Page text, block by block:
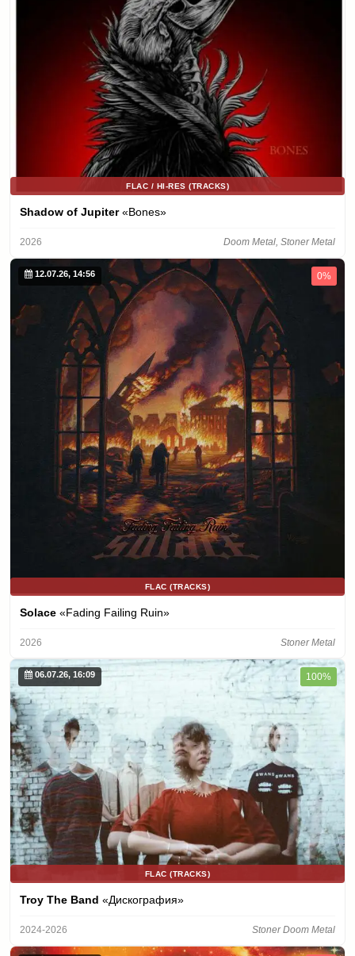
FLAC / HI-RES (TRACKS)
Shadow of Jupiter«Bones»
2026 Doom Metal, Stoner Metal
12.07.26, 14:56 0%
FLAC (TRACKS)
Solace «Fading Failing Ruin»
2026 Stoner Metal
06.07.26, 16:09 100%
FLAC (TRACKS)
Troy The Band «Дискография»
2024-2026 Stoner Doom Metal